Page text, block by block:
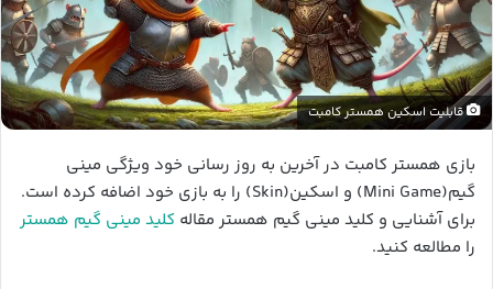
قابلیت اسکین همستر کامبت
بازی همستر کامبت در آخرین به روز رسانی خود ویژگی مینی
گیم(Mini Game) و اسکین(Skin) را به بازی خود اضافه کرده است.
برای آشنایی و کلید مینی گیم همستر مقاله کلید مینی گیم همستر
را مطالعه کنید.